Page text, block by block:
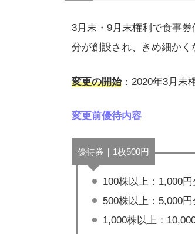
3月末・9月末権利で食事
分が創設され、きめ細かく
変更の開始：2020年3月末
変更前優待内容
優待券｜1枚500円
100株以上：1,000円
500株以上：5,000円
1,000株以上：